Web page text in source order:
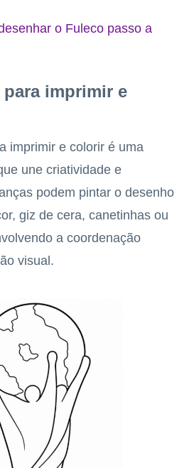
o Fuleco passo a
para imprimir e
imprimir e colorir é uma
une criatividade e
podem pintar o desenho
giz de cera, canetinhas ou
a coordenação
visual.